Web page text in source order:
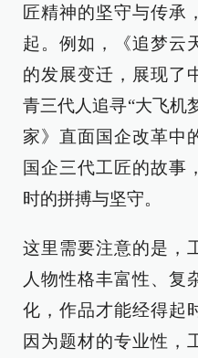
匠精神的坚守与传承
起。例如，《追梦云
的发展变迁，展现了
青三代人追寻“大飞机
家》直面国企改革中
国企三代工匠的故事
时的拼搏与坚守。
这里需要注意的是，
人物性格丰富性、复
化，作品才能经得起
因为题材的专业性，